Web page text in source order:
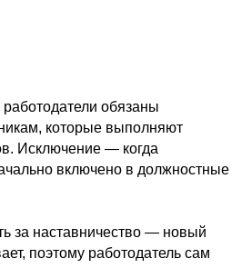
обязаны
которые выполняют
Исключение — когда
включено в должностные
за наставничество — новый
поэтому работодатель сам